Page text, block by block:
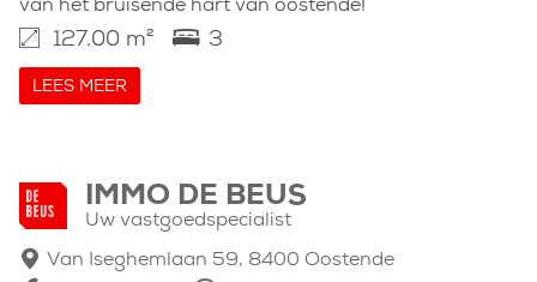
van het bruisende hart van oostende!
127.00 m² 3
LEES MEER
IMMO DE BEUS
Uw vastgoedspecialist
Van Iseghemlaan 59, 8400 Oostende